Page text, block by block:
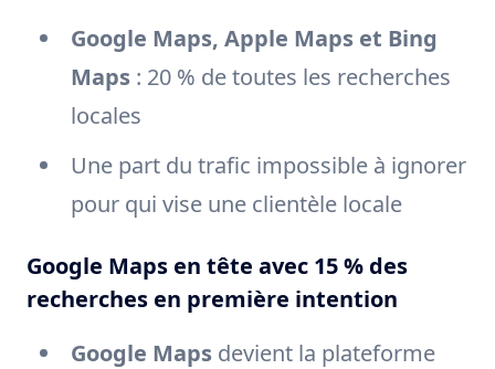
Google Maps, Apple Maps et Bing
Maps : 20 % de toutes les recherches
locales
Une part du trafic impossible à ignorer
pour qui vise une clientèle locale
Google Maps en tête avec 15 % des
recherches en première intention
Google Maps devient la plateforme